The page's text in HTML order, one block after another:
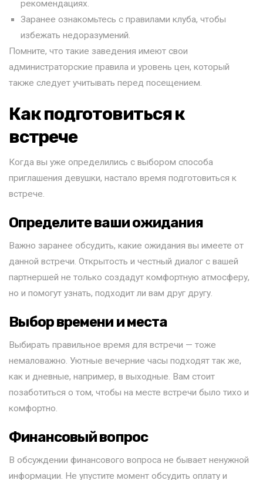
рекомендациях.
Заранее ознакомьтесь с правилами клуба, чтобы
избежать недоразумений.
Помните, что такие заведения имеют свои
администраторские правила и уровень цен, который
также следует учитывать перед посещением.
Как подготовиться к
встрече
Когда вы уже определились с выбором способа
приглашения девушки, настало время подготовиться к
встрече.
Определите ваши ожидания
Важно заранее обсудить, какие ожидания вы имеете от
данной встречи. Открытость и честный диалог с вашей
партнершей не только создадут комфортную атмосферу,
но и помогут узнать, подходит ли вам друг другу.
Выбор времени и места
Выбирать правильное время для встречи — тоже
немаловажно. Уютные вечерние часы подходят так же,
как и дневные, например, в выходные. Вам стоит
позаботиться о том, чтобы на месте встречи было тихо и
комфортно.
Финансовый вопрос
В обсуждении финансового вопроса не бывает ненужной
информации. Не упустите момент обсудить оплату и